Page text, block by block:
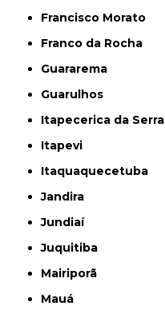
Francisco Morato
Franco da Rocha
Guararema
Guarulhos
Itapecerica da Serra
Itapevi
Itaquaquecetuba
Jandira
Jundiaí
Juquitiba
Mairiporã
Mauá